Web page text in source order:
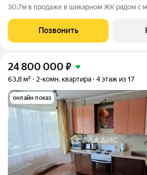
30,7м в продаже в шикарном ЖК рядом с
окна - много света и высокие потолки. 1
наследство по закону от сына
Позвонить
24 800 000 ₽
63,8 м² 2-комн. квартира 4 этаж из 17
онлайн показ